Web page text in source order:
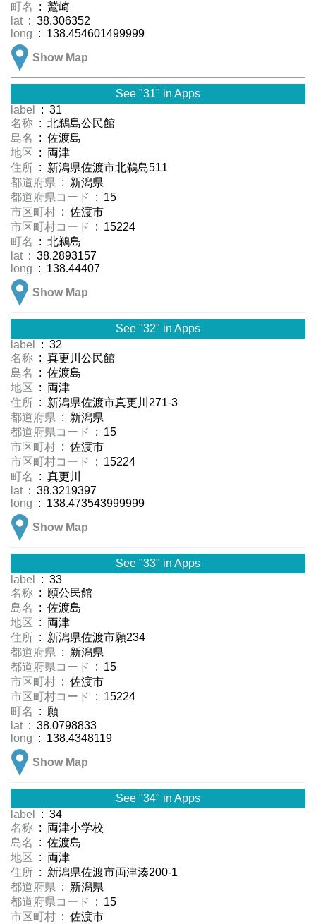
町名
: 鷲崎
lat : 38.306352
long : 138.454601499999
Show Map
See "31" in Apps
label
: 31
名称 : 北鵜島公民館
島名
: 佐渡島
地区 : 両津
住所 : 新潟県佐渡市北鵜島511
都道府県 : 新潟県
都道府県コード
: 15
市区町村 : 佐渡市
市区町村コード
: 15224
町名
: 北鵜島
lat : 38.2893157
long : 138.44407
Show Map
See "32" in Apps
label
: 32
名称 : 真更川公民館
島名
: 佐渡島
地区 : 両津
住所 : 新潟県佐渡市真更川271-3
都道府県 : 新潟県
都道府県コード
: 15
市区町村 : 佐渡市
市区町村コード
: 15224
町名
: 真更川
lat : 38.3219397
long : 138.473543999999
Show Map
See "33" in Apps
label
: 33
名称 : 願公民館
島名
: 佐渡島
地区 : 両津
住所 : 新潟県佐渡市願234
都道府県 : 新潟県
都道府県コード
: 15
市区町村 : 佐渡市
市区町村コード
: 15224
町名
: 願
lat : 38.0798833
long : 138.4348119
Show Map
See "34" in Apps
label
: 34
名称 : 両津小学校
島名
: 佐渡島
地区 : 両津
住所 : 新潟県佐渡市両津湊200-1
都道府県 : 新潟県
都道府県コード
: 15
市区町村 : 佐渡市